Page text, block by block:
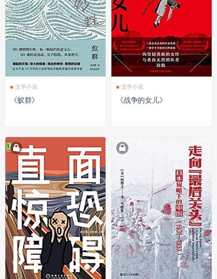
文学小说
《蚁群》
文学小说
《战争的女儿》